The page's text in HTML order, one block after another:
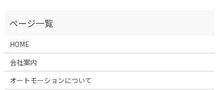
HOME
会社案内
オートモーションについて